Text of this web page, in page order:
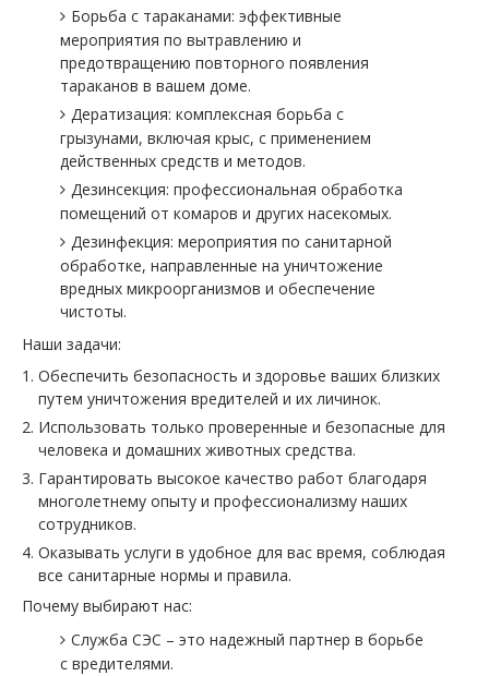
Борьба с тараканами: эффективные
мероприятия по вытравлению и
предотвращению повторного появления
тараканов в вашем доме.
Дератизация: комплексная борьба с
грызунами, включая крыс, с применением
действенных средств и методов.
Дезинсекция: профессиональная обработка
помещений от комаров и других насекомых.
Дезинфекция: мероприятия по санитарной
обработке, направленные на уничтожение
вредных микроорганизмов и обеспечение
чистоты.
Наши задачи:
Обеспечить безопасность и здоровье ваших близких
путем уничтожения вредителей и их личинок.
Использовать только проверенные и безопасные для
человека и домашних животных средства.
Гарантировать высокое качество работ благодаря
многолетнему опыту и профессионализму наших
сотрудников.
Оказывать услуги в удобное для вас время, соблюдая
все санитарные нормы и правила.
Почему выбирают нас:
Служба СЭС – это надежный партнер в борьбе
с вредителями.